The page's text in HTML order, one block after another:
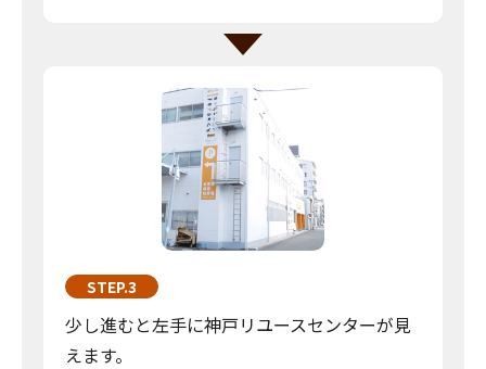
STEP.3
少し進むと左手に神戸リユースセンターが見
えます。